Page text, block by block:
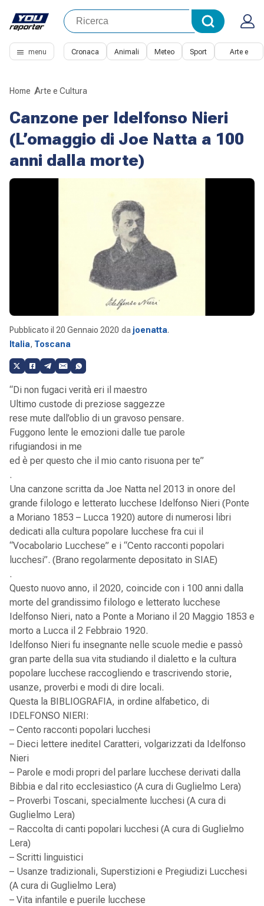
menu Cronaca Animali Meteo Sport Arte e
Home Arte e Cultura
Canzone per Idelfonso Nieri
(L’omaggio di Joe Natta a 100
anni dalla morte)
Pubblicato il 20 Gennaio 2020 da joenatta.
Italia, Toscana
“Di non fugaci verità eri il maestro
Ultimo custode di preziose saggezze
rese mute dall’oblio di un gravoso pensare.
Fuggono lente le emozioni dalle tue parole
rifugiandosi in me
ed è per questo che il mio canto risuona per te”
.
Una canzone scritta da Joe Natta nel 2013 in onore del
grande filologo e letterato lucchese Idelfonso Nieri (Ponte
a Moriano 1853 – Lucca 1920) autore di numerosi libri
dedicati alla cultura popolare lucchese fra cui il
“Vocabolario Lucchese” e i “Cento racconti popolari
lucchesi”. (Brano regolarmente depositato in SIAE)
.
Questo nuovo anno, il 2020, coincide con i 100 anni dalla
morte del grandissimo filologo e letterato lucchese
Idelfonso Nieri, nato a Ponte a Moriano il 20 Maggio 1853 e
morto a Lucca il 2 Febbraio 1920.
Idelfonso Nieri fu insegnante nelle scuole medie e passò
gran parte della sua vita studiando il dialetto e la cultura
popolare lucchese raccogliendo e trascrivendo storie,
usanze, proverbi e modi di dire locali.
Questa la BIBLIOGRAFIA, in ordine alfabetico, di
IDELFONSO NIERI:
– Cento racconti popolari lucchesi
– Dieci lettere inediteI Caratteri, volgarizzati da Idelfonso
Nieri
– Parole e modi propri del parlare lucchese derivati dalla
Bibbia e dal rito ecclesiastico (A cura di Guglielmo Lera)
– Proverbi Toscani, specialmente lucchesi (A cura di
Guglielmo Lera)
– Raccolta di canti popolari lucchesi (A cura di Guglielmo
Lera)
– Scritti linguistici
– Usanze tradizionali, Superstizioni e Pregiudizi Lucchesi
(A cura di Guglielmo Lera)
– Vita infantile e puerile lucchese